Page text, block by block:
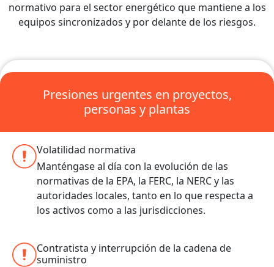
normativo para el sector energético que mantiene a los
equipos sincronizados y por delante de los riesgos.
Presiones urgentes en proyectos,
personas y plantas
Volatilidad normativa
Manténgase al día con la evolución de las
normativas de la EPA, la FERC, la NERC y las
autoridades locales, tanto en lo que respecta a
los activos como a las jurisdicciones.
Contratista y interrupción de la cadena de
suministro